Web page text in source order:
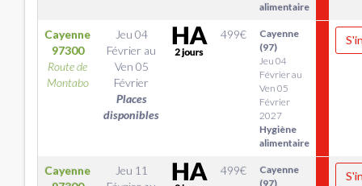
alimentaire
Cayenne
97300
Route de
Montabo
Jeu 04
Février au
Ven 05
Février
Places
disponibles
499€
Cayenne
(97)
Jeu 04
Février au
Ven 05
Février
2027
Hygiène
alimentaire
Cayenne
Jeu 11
499€
Cayenne
(97)